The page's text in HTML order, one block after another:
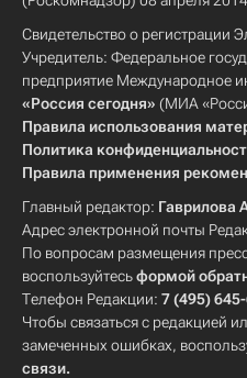
Свидетельство о
Учредитель: Федеральное
предприятие Международное
«Россия сегодня» (МИА
Правила использования
Политика
Правила применения
Главный редактор: Гаврилова
Адрес электронной почты
По вопросам размещения
воспользуйтесьформой
Телефон Редакции: 7 (495)
Чтобы связаться с редакцией
замеченных ошибках,
связи.